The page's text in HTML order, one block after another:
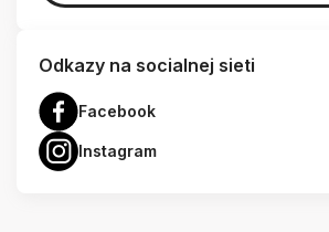
Odkazy na socialnej sieti
Facebook
Instagram